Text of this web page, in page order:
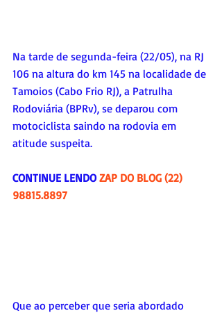
Na tarde de segunda-feira (22/05), na RJ
106 na altura do km 145 na localidade de
Tamoios (Cabo Frio RJ), a Patrulha
Rodoviária (BPRv), se deparou com
motociclista saindo na rodovia em
atitude suspeita.
CONTINUE LENDO ZAP DO BLOG (22)
98815.8897
Que ao perceber que seria abordado